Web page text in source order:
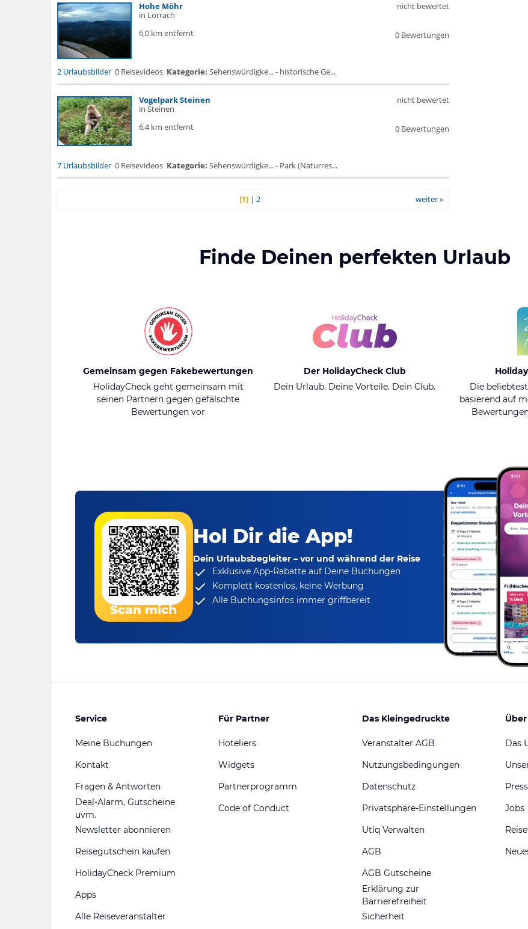
Hohe Möhr
in Lörrach
6,0 km entfernt
0 Bewertungen
nicht bewertet
2 Urlaubsbilder 0 Reisevideos Kategorie: Sehenswürdigke... - historische Ge...
Vogelpark Steinen
in Steinen
6,4 km entfernt
0 Bewertungen
nicht bewertet
7 Urlaubsbilder 0 Reisevideos Kategorie: Sehenswürdigke... - Park (Naturres...
[1]| 2 weiter »
Finde Deinen perfekten Urlaub
Gemeinsam gegen Fakebewertungen
HolidayCheck geht gemeinsam mit
seinen Partnern gegen gefälschte
Bewertungen vor
Der HolidayCheck Club
Dein Urlaub. Deine Vorteile. Dein Club.
Die
basierend auf
Scan mich
Hol Dir die App!
Dein Urlaubsbegleiter – vor und während der Reise
Exklusive App-Rabatteauf Deine Buchungen
Komplett kostenlos, keine Werbung
Alle Buchungsinfos immer griffbereit
Service
Meine Buchungen
Kontakt
Fragen & Antworten
Deal-Alarm, Gutscheine
uvm.
Newsletter abonnieren
Reisegutschein kaufen
HolidayCheck Premium
Apps
Alle Reiseveranstalter
Für Partner
Hoteliers
Widgets
Partnerprogramm
Code of Conduct
Das Kleingedruckte
Veranstalter AGB
Nutzungsbedingungen
Datenschutz
Privatsphäre-Einstellungen
Utiq Verwalten
AGB
AGB Gutscheine
Erklärung zur
Barrierefreiheit
Sicherheit
Das
Jobs